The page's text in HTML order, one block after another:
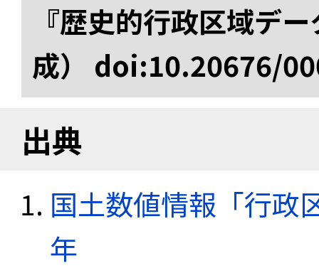
『歴史的行政区域デ
成） doi:10.20676/
出典
国土数値情報「行政
年